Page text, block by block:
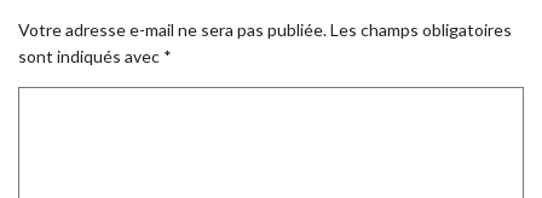
Votre adresse e-mail ne sera pas publiée.Les champs obligatoires
sont indiqués avec *